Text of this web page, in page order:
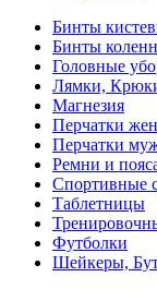
Бинты
Бинты
Головные
Лямки,
Магнезия
Перчатки
Перчатки
Ремни и
Спортивные
Таблетницы
Футболки
Шейкеры,